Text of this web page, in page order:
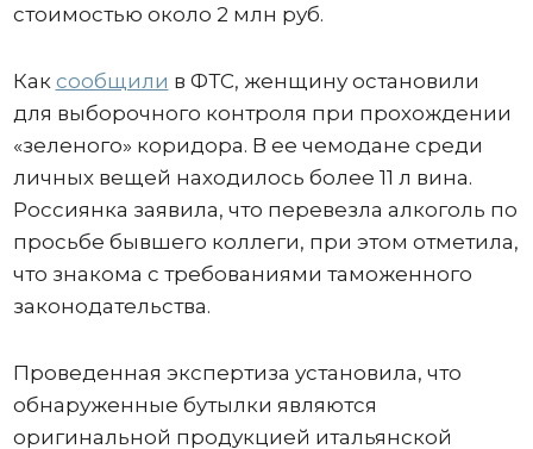
стоимостью около 2 млн руб.
Как сообщили в ФТС, женщину остановили
для выборочного контроля при прохождении
«зеленого» коридора. В ее чемодане среди
личных вещей находилось более 11 л вина.
Россиянка заявила, что перевезла алкоголь по
просьбе бывшего коллеги, при этом отметила,
что знакома с требованиями таможенного
законодательства.
Проведенная экспертиза установила, что
обнаруженные бутылки являются
оригинальной продукцией итальянской